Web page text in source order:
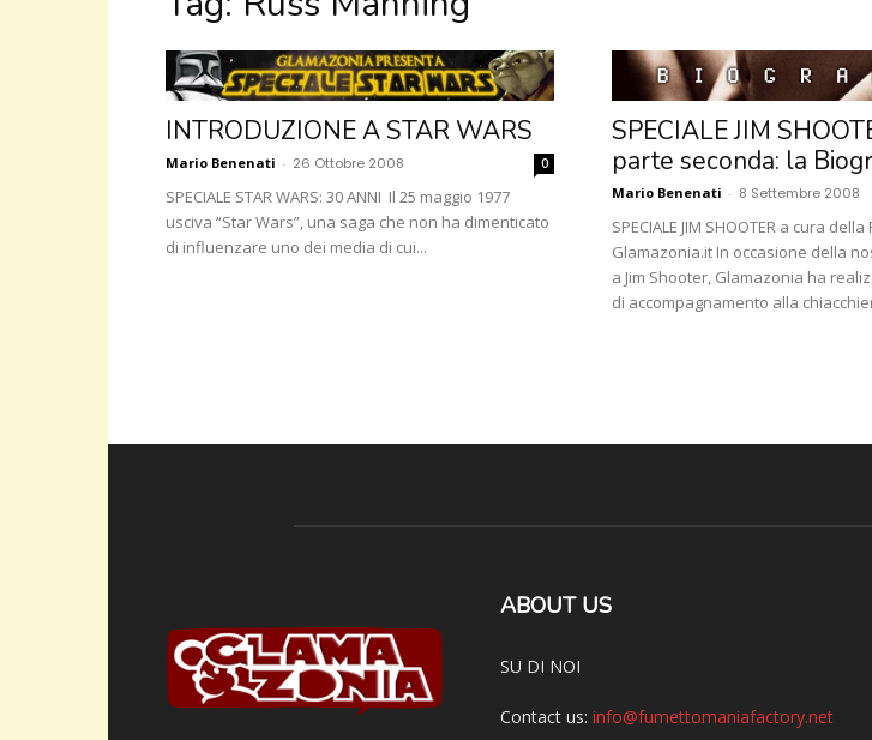
INTRODUZIONE A STAR WARS
Mario Benenati - 26 Ottobre 2008 0
SPECIALE STAR WARS: 30 ANNI Il 25 maggio 1977
usciva “Star Wars”, una saga che non ha dimenticato
di influenzare uno dei media di cui...
SPECIALE JIM
parte seconda: la
Mario Benenati - 8 Settembre 2008
SPECIALE JIM SHOOTER a cura
Glamazonia.it In occasione della
a Jim Shooter, Glamazonia ha
di accompagnamento alla
ABOUT US
SU DI NOI
Contact us: info@fumettomaniafactory.net